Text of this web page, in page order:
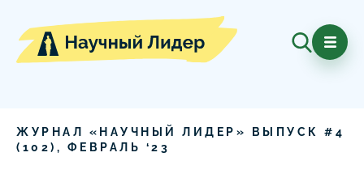
ЖУРНАЛ «НАУЧНЫЙ ЛИДЕР» ВЫПУСК # 4
( 102), ФЕВРАЛЬ ‘23